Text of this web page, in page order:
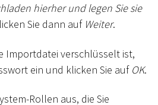
hierher und legen Sie sie
Sie dann auf Weiter.
Importdatei verschlüsselt ist,
ein und klicken Sie auf OK.
Rollen aus, die Sie